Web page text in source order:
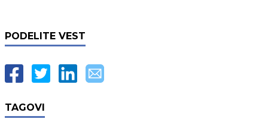
PODELITE VEST
TAGOVI